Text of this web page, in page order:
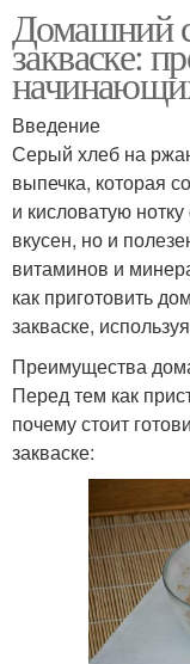
Домашний
закваске:
Введение
Серый хлеб на
выпечка, которая
и кисловатую
вкусен, но и
витаминов и
как приготовить
закваске,
Преимущества
Перед тем как
почему стоит
закваске: